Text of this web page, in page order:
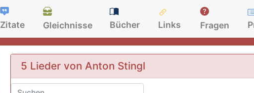
Zitate Gleichnisse Bücher Links Fragen
5 Lieder von Anton Stingl